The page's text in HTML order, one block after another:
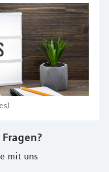
mit uns